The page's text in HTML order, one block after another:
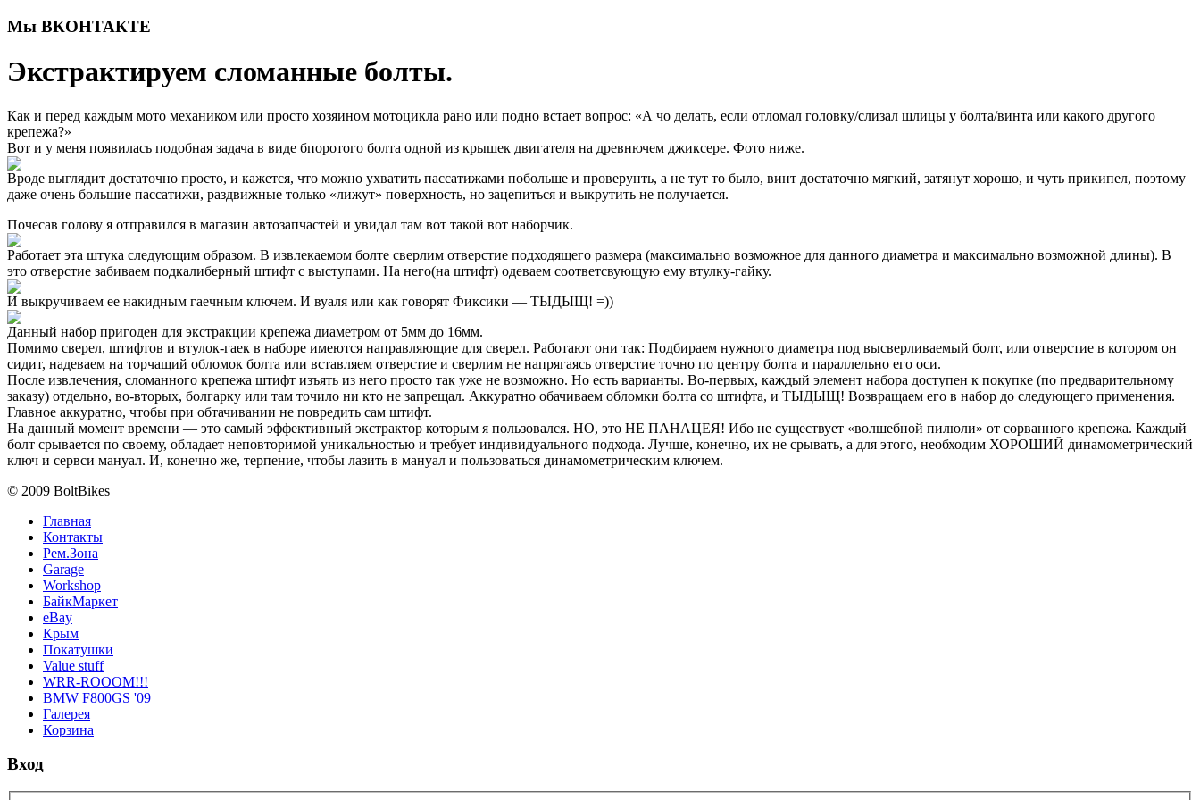
Мы ВКОНТАКТЕ
Экстрактируем сломанные болты.
Как и перед каждым мото механиком или просто хозяином мотоцикла рано или подно встает вопрос: «А чо делать, если отломал головку/слизал шлицы у болта/винта или какого другого
крепежа?»
Вот и у меня появилась подобная задача в виде бпоротого болта одной из крышек двигателя на древнючем джиксере. Фото ниже.
Вроде выглядит достаточно просто, и кажется, что можно ухватить пассатижами побольше и проверунть, а не тут то было, винт достаточно мягкий, затянут хорошо, и чуть прикипел, поэтому
даже очень большие пассатижи, раздвижные только «лижут» поверхность, но зацепиться и выкрутить не получается.
Почесав голову я отправился в магазин автозапчастей и увидал там вот такой вот наборчик.
Работает эта штука следующим образом. В извлекаемом болте сверлим отверстие подходящего размера (максимально возможное для данного диаметра и максимально возможной длины). В
это отверстие забиваем подкалиберный штифт с выступами. На него(на штифт) одеваем соответсвующую ему втулку-гайку.
И выкручиваем ее накидным гаечным ключем. И вуаля или как говорят Фиксики — ТЫДЫЩ! =))
Данный набор пригоден для экстракции крепежа диаметром от 5мм до 16мм.
Помимо сверел, штифтов и втулок-гаек в наборе имеются направляющие для сверел. Работают они так: Подбираем нужного диаметра под высверливаемый болт, или отверстие в котором он
сидит, надеваем на торчащий обломок болта или вставляем отверстие и сверлим не напрягаясь отверстие точно по центру болта и параллельно его оси.
После извлечения, сломанного крепежа штифт изъять из него просто так уже не возможно. Но есть варианты. Во-первых, каждый элемент набора доступен к покупке (по предварительному
заказу) отдельно, во-вторых, болгарку или там точило ни кто не запрещал. Аккуратно обачиваем обломки болта со штифта, и ТЫДЫЩ! Возвращаем его в набор до следующего применения.
Главное аккуратно, чтобы при обтачивании не повредить сам штифт.
На данный момент времени — это самый эффективный экстрактор которым я пользовался. НО, это НЕ ПАНАЦЕЯ! Ибо не существует «волшебной пилюли» от сорванного крепежа. Каждый
болт срывается по своему, обладает неповторимой уникальностью и требует индивидуального подхода. Лучше, конечно, их не срывать, а для этого, необходим ХОРОШИЙ динамометрический
ключ и сервси мануал. И, конечно же, терпение, чтобы лазить в мануал и пользоваться динамометрическим ключем.
© 2009 BoltBikes
Главная
Контакты
Рем.Зона
Garage
Workshop
БайкМаркет
eBay
Крым
Покатушки
Value stuff
WRR-ROOOM!!!
BMW F800GS '09
Галерея
Корзина
Вход